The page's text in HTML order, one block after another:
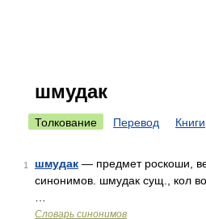
шмудак
Толкование Перевод Книги
1 шмудак — предмет роскоши,
синонимов. шмудак сущ., кол
Словарь синонимов